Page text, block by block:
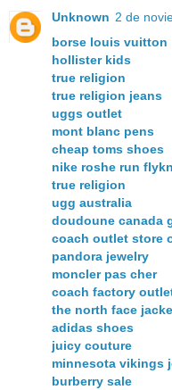
Unknown 2 de
borse louis vuitton
hollister kids
true religion
true religion jeans
uggs outlet
mont blanc pens
cheap toms shoes
nike roshe run
true religion
ugg australia
doudoune canada
coach outlet store
pandora jewelry
moncler pas cher
coach factory
the north face
adidas shoes
juicy couture
minnesota vikings
burberry sale